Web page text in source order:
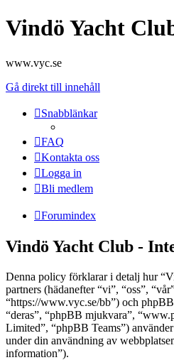
Vindö Yacht
www.vyc.se
Gå direkt till innehåll
Snabblänkar
FAQ
Kontakta oss
Logga in
Bli medlem
Forumindex
Vindö Yacht Club -
Denna policy förklarar i detalj hur
partners (hädanefter “vi”, “oss”,
“https://www.vyc.se/bb”) och phpBB
“deras”, “phpBB mjukvara”,
Limited”, “phpBB Teams”)
under din användning av
information”).